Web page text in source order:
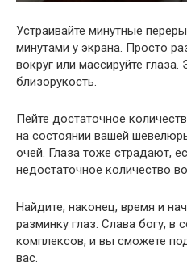
Устраивайте минутные
минутами у экрана. Просто
вокруг или массируйте
близорукость.
Пейте достаточное
на состоянии вашей
очей. Глаза тоже страдают,
недостаточное количество
Найдите, наконец, время и
разминку глаз. Слава богу, в
комплексов, и вы сможете
вас.